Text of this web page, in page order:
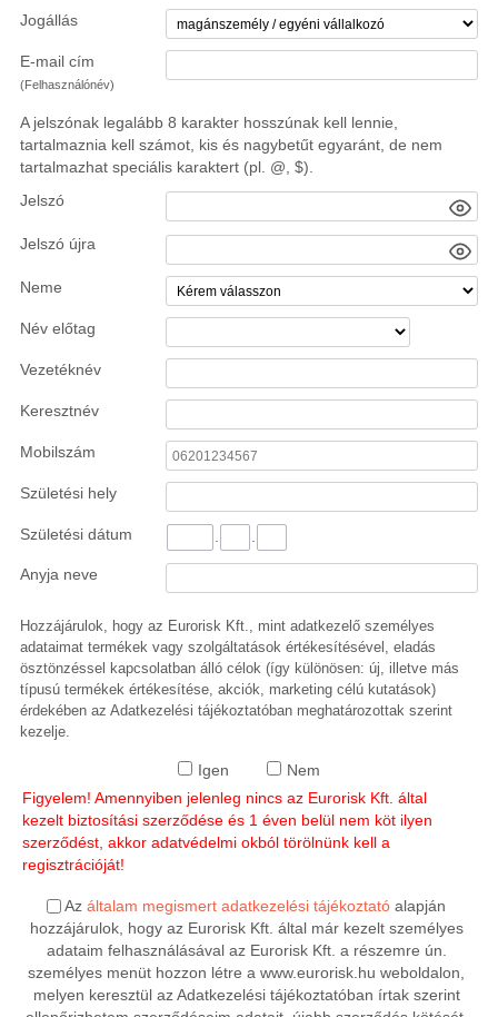
Jogállás
E-mail cím
(Felhasználónév)
A jelszónak legalább 8 karakter hosszúnak kell lennie,
tartalmaznia kell számot, kis és nagybetűt egyaránt, de nem
tartalmazhat speciális karaktert (pl. @, $).
Jelszó
Jelszó újra
Neme
Név előtag
Vezetéknév
Keresztnév
Mobilszám
Születési hely
Születési dátum
Anyja neve
Hozzájárulok, hogy az Eurorisk Kft., mint adatkezelő személyes
adataimat termékek vagy szolgáltatások értékesítésével, eladás
ösztönzéssel kapcsolatban álló célok (így különösen: új, illetve más
típusú termékek értékesítése, akciók, marketing célú kutatások)
érdekében az Adatkezelési tájékoztatóban meghatározottak szerint
kezelje.
Igen
Nem
Figyelem! Amennyiben jelenleg nincs az Eurorisk Kft. által
kezelt biztosítási szerződése és 1 éven belül nem köt ilyen
szerződést, akkor adatvédelmi okból törölnünk kell a
regisztrációját!
Az általam megismert adatkezelési tájékoztató alapján
hozzájárulok, hogy az Eurorisk Kft. által már kezelt személyes
adataim felhasználásával az Eurorisk Kft. a részemre ún.
személyes menüt hozzon létre a www.eurorisk.hu weboldalon,
melyen keresztül az Adatkezelési tájékoztatóban írtak szerint